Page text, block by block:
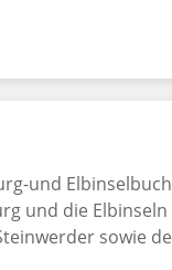
und
und die Elbinseln
sowie